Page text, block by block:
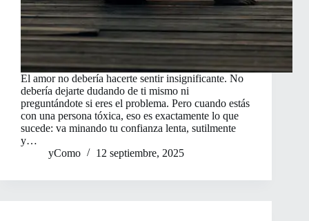
El amor no debería hacerte sentir insignificante. No
debería dejarte dudando de ti mismo ni
preguntándote si eres el problema. Pero cuando estás
con una persona tóxica, eso es exactamente lo que
sucede: va minando tu confianza lenta, sutilmente
y…
yComo
12 septiembre, 2025